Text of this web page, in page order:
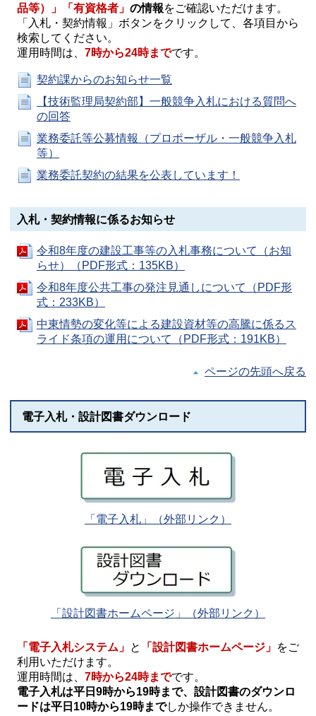
品等）」「有資格者」 の情報をご確認いただけます。
「入札・契約情報」ボタンをクリックして、各項目から
検索してください。
運用時間は、 7時から24時までです。
契約課からのお知らせ一覧
【技術監理局契約部】一般競争入札における質問へ
の回答
業務委託等公募情報（プロポーザル・一般競争入札
等）
業務委託契約の結果を公表しています！
入札・契約情報に係るお知らせ
令和8年度の建設工事等の入札事務について（お知
らせ）（PDF形式：135KB）
令和8年度公共工事の発注見通しについて（PDF形
式：233KB）
中東情勢の変化等による建設資材等の高騰に係るス
ライド条項の運用について（PDF形式：191KB）
ページの先頭へ戻る
電子入札・設計図書ダウンロード
「電子入札」（外部リンク）
「設計図書ホームページ」（外部リンク）
「電子入札システム」 と 「設計図書ホームページ」 をご
利用いただけます。
運用時間は、 7時から24時までです。
電子入札は平日9時から19時まで、設計図書のダウンロ
ードは平日10時から19時までしか操作できません。